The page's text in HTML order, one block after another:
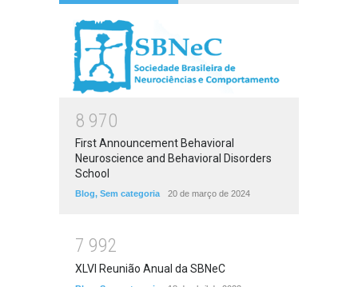
8 970
First Announcement Behavioral
Neuroscience and Behavioral Disorders
School
Blog, Sem categoria 20 de março de 2024
7 992
XLVI Reunião Anual da SBNeC